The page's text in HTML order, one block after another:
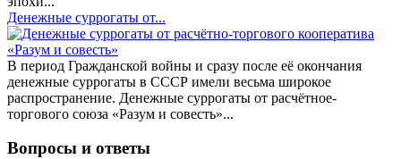
Денежные суррогаты от...
В период Гражданской войны и сразу после её окончания
денежные суррогаты в СССР имели весьма широкое
распространение. Денежные суррогаты от расчётное-
торгового союза «Разум и совесть»...
Вопросы и ответы